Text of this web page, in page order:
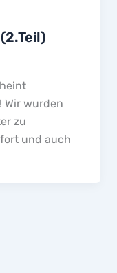
wurden
zu
und auch